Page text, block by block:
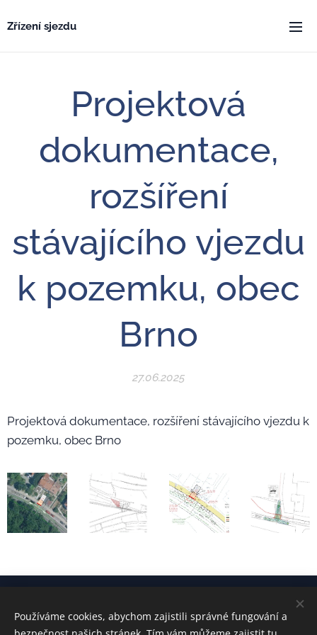
Zřízení sjezdu
Projektová
dokumentace,
rozšíření
stávajícího vjezdu
k pozemku, obec
Brno
27.06.2025
Projektová dokumentace, rozšíření stávajícího vjezdu k
pozemku, obec Brno
kontakt: Ing. Radek ŠVEC
Používáme cookies, abychom zajistili správné fungování a